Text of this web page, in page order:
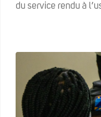
du service rendu à